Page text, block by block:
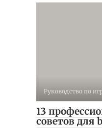
Руководство по
13
советов для